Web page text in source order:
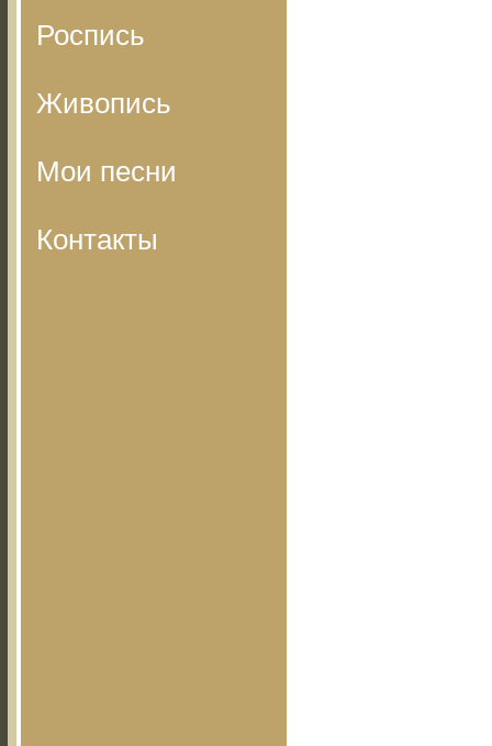
Роспись
Живопись
Мои песни
Контакты